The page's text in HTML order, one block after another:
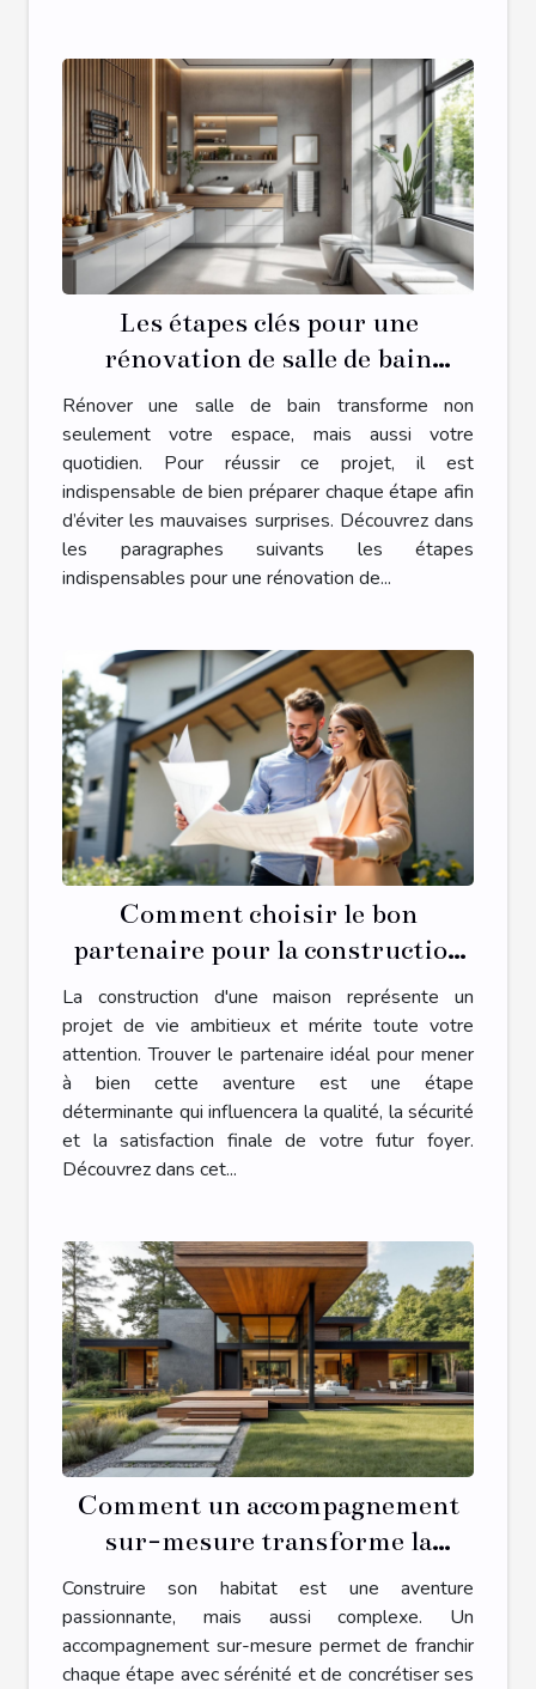
Les étapes clés pour une
rénovation de salle de bain
réussie
Rénover une salle de bain transforme non
seulement votre espace, mais aussi votre
quotidien. Pour réussir ce projet, il est
indispensable de bien préparer chaque étape afin
d’éviter les mauvaises surprises. Découvrez dans
les paragraphes suivants les étapes
indispensables pour une rénovation de...
Comment choisir le bon
partenaire pour la construction
de votre maison ?
La construction d'une maison représente un
projet de vie ambitieux et mérite toute votre
attention. Trouver le partenaire idéal pour mener
à bien cette aventure est une étape
déterminante qui influencera la qualité, la sécurité
et la satisfaction finale de votre futur foyer.
Découvrez dans cet...
Comment un accompagnement
sur-mesure transforme la
construction de votre habitat ?
Construire son habitat est une aventure
passionnante, mais aussi complexe. Un
accompagnement sur-mesure permet de franchir
chaque étape avec sérénité et de concrétiser ses